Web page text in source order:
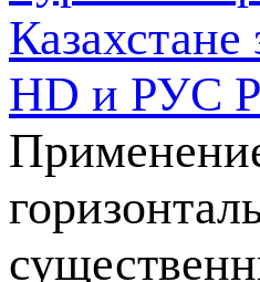
HD и РУС